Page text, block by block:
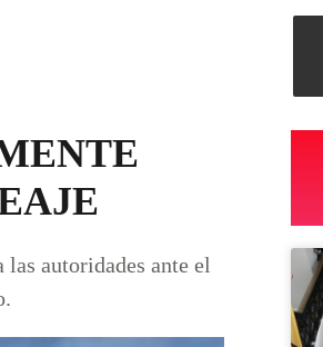
autoridades ante el